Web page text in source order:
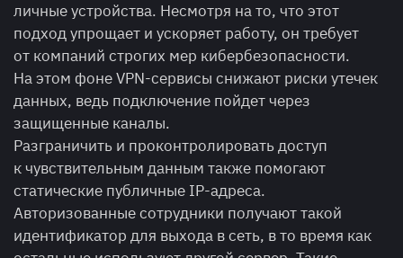
личные устройства. Несмотря на то, что этот
подход упрощает и ускоряет работу, он требует
от компаний строгих мер кибербезопасности.
На этом фоне VPN-сервисы снижают риски утечек
данных, ведь подключение пойдет через
защищенные каналы.
Разграничить и проконтролировать доступ
к чувствительным данным также помогают
статические публичные IP-адреса.
Авторизованные сотрудники получают такой
идентификатор для выхода в сеть, в то время как